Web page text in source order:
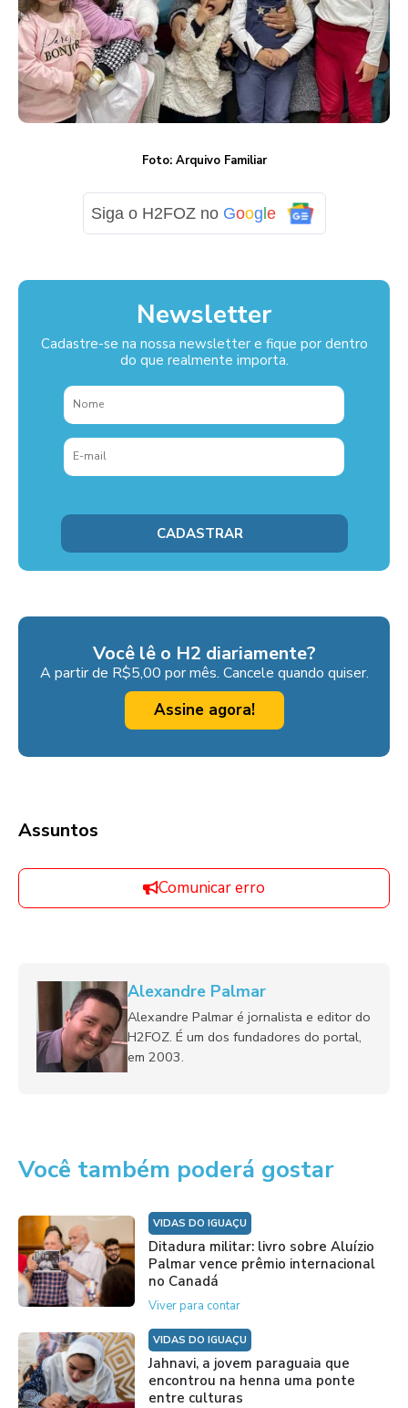
Foto: Arquivo Familiar
Siga o H2FOZ no Goog e
Newsletter
Cadastre-se na nossa newsletter e fique por dentro
do que realmente importa.
Você lê o H2 diariamente?
A partir de R$5,00 por mês. Cancele quando quiser.
Assine agora!
Assuntos
Comunicar erro
Alexandre Palmar
Alexandre Palmar é jornalista e editor do
H2FOZ. É um dos fundadores do portal,
em 2003.
Você também poderá gostar
VIDAS DO IGUAÇU
Ditadura militar: livro sobre Aluízio
Palmar vence prêmio internacional
no Canadá
Viver para contar
VIDAS DO IGUAÇU
Jahnavi, a jovem paraguaia que
encontrou na henna uma ponte
entre culturas